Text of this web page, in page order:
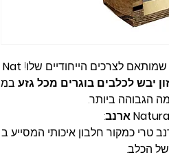
לצרכים הייחודיים שלו! Nat
במ
:
טרי כמקור חלבון איכותי המסייע ב
של הכלב.